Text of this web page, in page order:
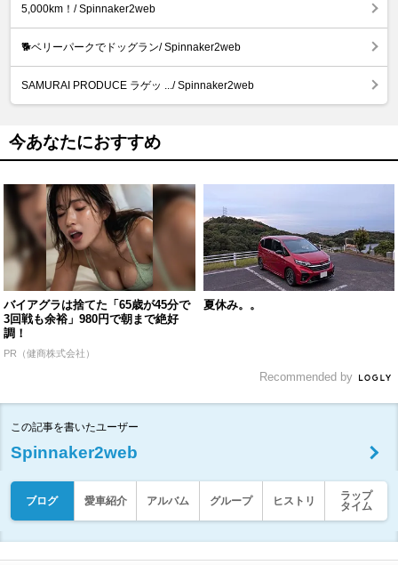
5,000km！/ Spinnaker2web
🐕ベリーパークでドッグラン/ Spinnaker2web
SAMURAI PRODUCE ラゲッ .../ Spinnaker2web
今あなたにおすすめ
バイアグラは捨てた「65歳が45分で
3回戦も余裕」980円で朝まで絶好
調！
PR（健商株式会社）
夏休み。。
Recommended by
この記事を書いたユーザー
Spinnaker2web
ブログ 愛車紹介 アルバム グループ ヒストリ
ラップ
タイム